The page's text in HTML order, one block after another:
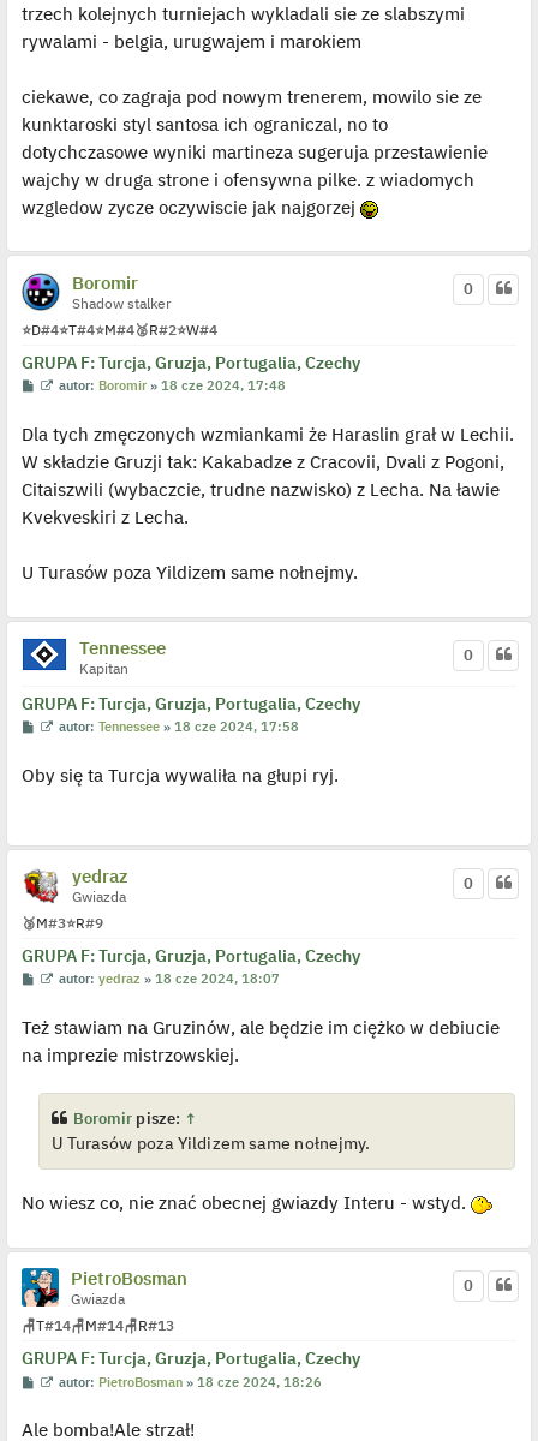
trzech kolejnych turniejach wykladali sie ze slabszymi
rywalami - belgia, urugwajem i marokiem
ciekawe, co zagraja pod nowym trenerem, mowilo sie ze
kunktaroski styl santosa ich ograniczal, no to
dotychczasowe wyniki martineza sugeruja przestawienie
wajchy w druga strone i ofensywna pilke. z wiadomych
wzgledow zycze oczywiscie jak najgorzej
Boromir
Shadow stalker
⭐D#4⭐T#4⭐M#4🥈R#2⭐W#4
GRUPA F: Turcja, Gruzja, Portugalia, Czechy
0
P
t
W
w
i
e
l
p
o
d
c
y
p
s
t
autor: Boromir »18 cze 2024, 17:48
Dla tych zmęczonych wzmiankami że Haraslin grał w Lechii.
W składzie Gruzji tak: Kakabadze z Cracovii, Dvali z Pogoni,
Citaiszwili (wybaczcie, trudne nazwisko) z Lecha. Na ławie
Kvekveskiri z Lecha.
U Turasów poza Yildizem same nołnejmy.
Tennessee
Kapitan
GRUPA F: Turcja, Gruzja, Portugalia, Czechy
0
P
t
W
w
p
j
e
y
c
z
o
s
t
autor:Tennessee »18 cze 2024, 17:58
Oby się ta Turcja wywaliła na głupi ryj.
yedraz
Gwiazda
🥉M#3⭐R#9
GRUPA F: Turcja, Gruzja, Portugalia, Czechy
0
P
t
W
w
e
o
j
e
n
c
o
s
t
autor:yedraz »18 cze 2024, 18:07
Też stawiam na Gruzinów, ale będzie im ciężko w debiucie
na imprezie mistrzowskiej.
Boromir pisze: ↑
U Turasów poza Yildizem same nołnejmy.
No wiesz co, nie znać obecnej gwiazdy Interu - wstyd.
PietroBosman
Gwiazda
🪑T#14🪑M#14🪑R#13
GRUPA F: Turcja, Gruzja, Portugalia, Czechy
0
P
t
W
w
autor: PietroBosman »18 cze 2024, 18:26
Ale bomba!Ale strzał!